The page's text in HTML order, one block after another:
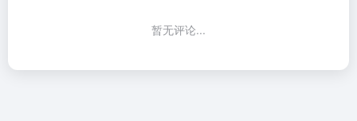
暂无评论...